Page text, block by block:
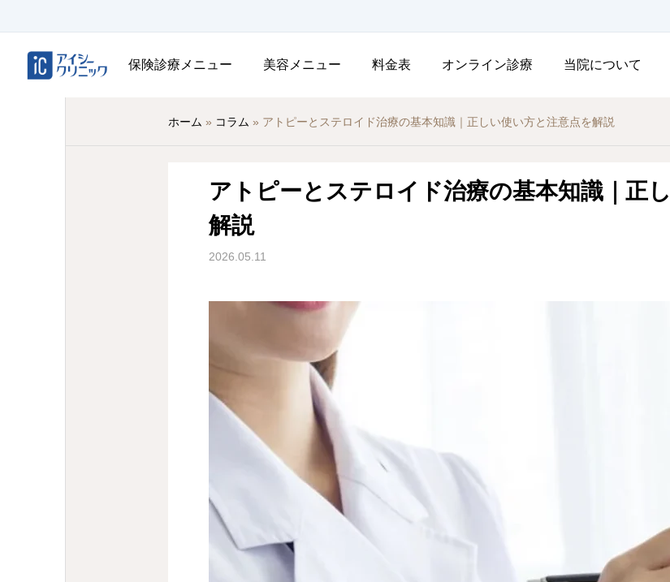
保険診療メニュー 美容メニュー 料金表 オンライン診療 当院について
ホーム » コラム » アトピーとステロイド治療の基本知識｜正しい使い方と注意点を解説
アトピーとステロイド治療の基本知識｜正
解説
2026.05.11